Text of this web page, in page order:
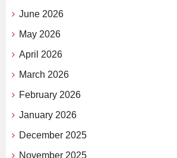
June 2026
May 2026
April 2026
March 2026
February 2026
January 2026
December 2025
November 2025